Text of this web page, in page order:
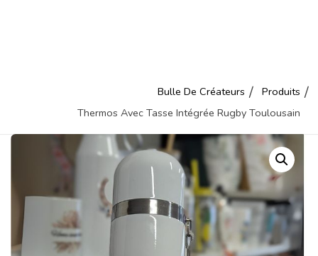
Bulle De Créateurs
Produits
Thermos Avec Tasse Intégrée Rugby Toulousain